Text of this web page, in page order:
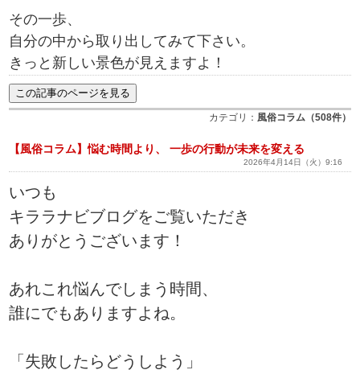
その一歩、
自分の中から取り出してみて下さい。
きっと新しい景色が見えますよ！
カテゴリ： 風俗コラム（508件）
【風俗コラム】悩む時間より、 一歩の行動が未来を変える
2026年4月14日（火）9:16
いつも
キララナビブログをご覧いただき
ありがとうございます！
あれこれ悩んでしまう時間、
誰にでもありますよね。
「失敗したらどうしよう」